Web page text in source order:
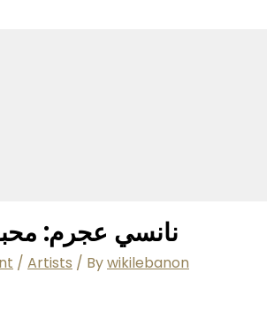
نانسي عجرم:
/ Artists / Bywikilebanon